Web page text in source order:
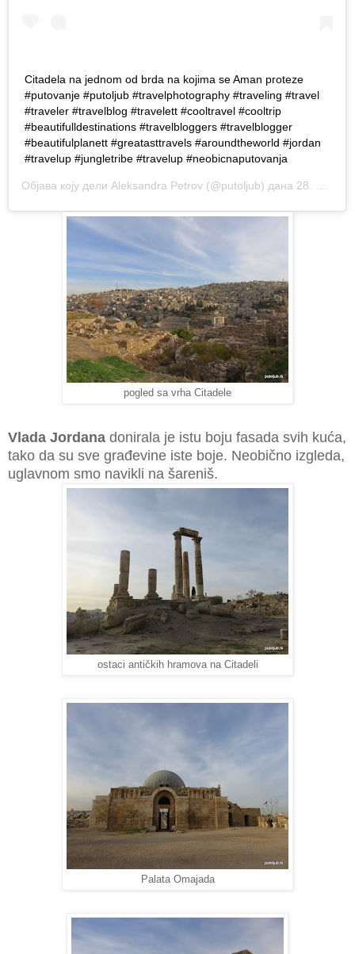
Citadela na jednom od brda na kojima se Aman proteze
#putovanje #putoljub #travelphotography #traveling #travel
#traveler #travelblog #travelett #cooltravel #cooltrip
#beautifulldestinations #travelbloggers #travelblogger
#beautifulplanett #greatasttravels #aroundtheworld #jordan
#travelup #jungletribe #travelup #neobicnaputovanja
Објава коју дели Aleksandra Petrov (@putoljub) дана 28. Нов 2018. у 9:11 PST
pogled sa vrha Citadele
Vlada Jordana donirala je istu boju fasada svih kuća,
tako da su sve građevine iste boje. Neobično izgleda,
uglavnom smo navikli na šareniš.
ostaci antičkih hramova na Citadeli
Palata Omajada